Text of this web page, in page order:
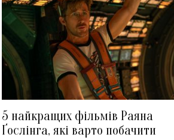
5 найкращих фільмів Раяна
Ґослінга, які варто побачити